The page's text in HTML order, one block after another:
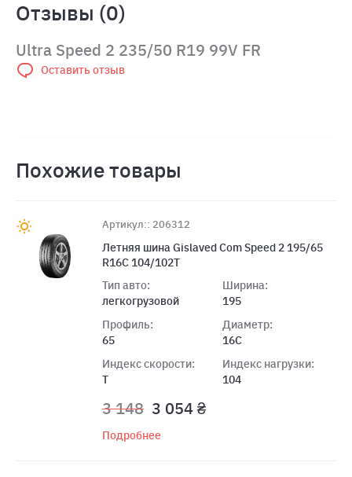
Отзывы (0)
Ultra Speed 2 235/50 R19 99V FR
Оставить отзыв
Похожие товары
Артикул:: 206312
Летняя шина Gislaved Com Speed 2 195/65
R16C 104/102T
Тип авто:
легкогрузовой
Профиль:
65
Индекс скорости:
T
Ширина:
195
Диаметр:
16C
Индекс нагрузки:
104
3 148 3 054 ₴
Подробнее